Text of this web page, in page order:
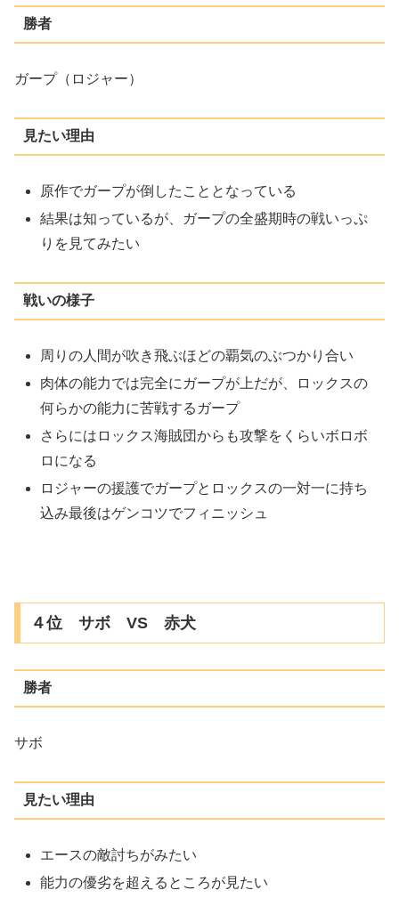
勝者
ガープ（ロジャー）
見たい理由
原作でガープが倒したこととなっている
結果は知っているが、ガープの全盛期時の戦いっぷ
りを見てみたい
戦いの様子
周りの人間が吹き飛ぶほどの覇気のぶつかり合い
肉体の能力では完全にガープが上だが、ロックスの
何らかの能力に苦戦するガープ
さらにはロックス海賊団からも攻撃をくらいボロボ
ロになる
ロジャーの援護でガープとロックスの一対一に持ち
込み最後はゲンコツでフィニッシュ
４位 サボ VS 赤犬
勝者
サボ
見たい理由
エースの敵討ちがみたい
能力の優劣を超えるところが見たい